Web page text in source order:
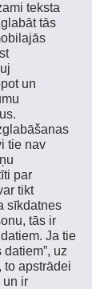
teksta
tās
un
tie nav
par
tikt
sīkdatnes
tās ir
Ja tie
uz
to apstrādei
un ir